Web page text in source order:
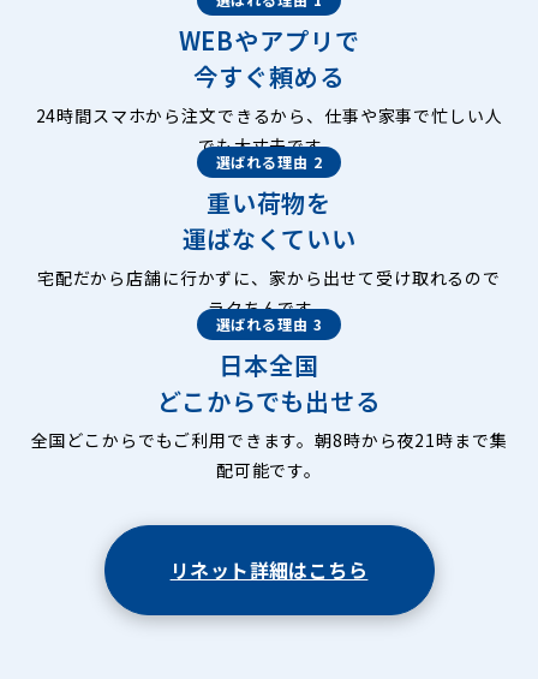
WEBやアプリで
今すぐ頼める
24時間スマホから注文できるから、仕事や家事で忙しい人
でも大丈夫です。
選ばれる理由 2
重い荷物を
運ばなくていい
宅配だから店舗に行かずに、家から出せて受け取れるので
ラクちんです。
選ばれる理由 3
日本全国
どこからでも出せる
全国どこからでもご利用できます。朝8時から夜21時まで集
配可能です。
リネット詳細はこちら